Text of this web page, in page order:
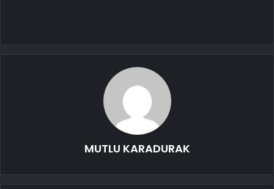
MUTLU KARADURAK